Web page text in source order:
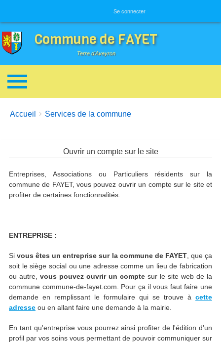
Se connecter
Commune de FAYET
Terre d'Aveyron
Breadcrumbs
You are here:
Accueil Services de la commune
Ouvrir un compte sur le site
Entreprises, Associations ou Particuliers résidents sur la
commune de FAYET, vous pouvez ouvrir un compte sur le site et
profiter de certaines fonctionnalités.
ENTREPRISE :
Sivous êtes un entreprise sur la commune de FAYET, que ça
soit le siège social ou une adresse comme un lieu de fabrication
ou autre, vous pouvez ouvrir un compte sur le site web de la
commune commune-de-fayet.com. Pour ça il vous faut faire une
demande en remplissant le formulaire qui se trouve à cette
adresse ou en allant faire une demande à la mairie.
En tant qu'entreprise vous pourrez ainsi profiter de l'édition d'un
profil par vos soins vous permettant de pouvoir communiquer sur